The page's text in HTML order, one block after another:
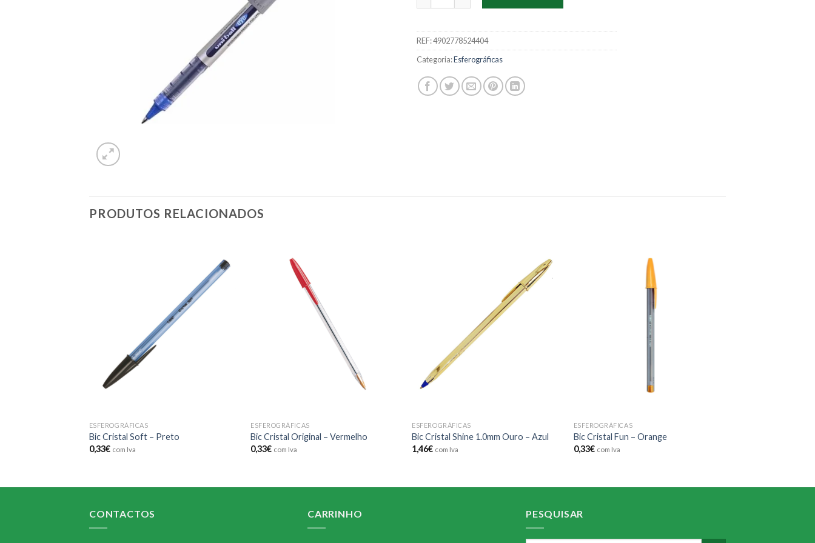
REF:4902778524404
Categoria:Esferográficas
PRODUTOS RELACIONADOS
Add to
ESFEROGRÁFICAS
Bic Cristal Soft – Preto
0,33€ com Iva
ESFEROGRÁFICAS
Bic Cristal Original – Vermelho
0,33€ com Iva
Add to
ESFEROGRÁFICAS
Bic Cristal Shine 1.0mm Ouro – Azul
1,46€ com Iva
ESFEROGRÁFICAS
Bic Cristal Fun – Orange
0,33€ com Iva
CONTACTOS CARRINHO PESQUISAR